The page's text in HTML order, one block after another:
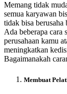
Memang tidak
semua karyawan
tidak bisa berusaha
Ada beberapa cara
perusahaan kamu
meningkatkan
Bagaimanakah
Membuat